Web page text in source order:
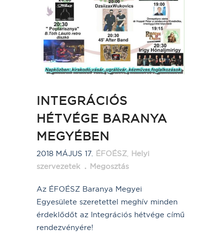
INTEGRÁCIÓS
HÉTVÉGE BARANYA
MEGYÉBEN
2018 MÁJUS 17. ÉFOÉSZ, Helyi
szervezetek
Megosztás
Az ÉFOÉSZ Baranya Megyei
Egyesülete szeretettel meghív minden
érdeklődőt az Integrációs hétvége című
rendezvényére!